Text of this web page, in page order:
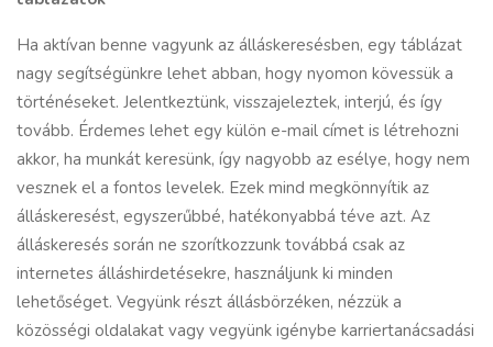
Ha aktívan benne vagyunk az álláskeresésben, egy táblázat
nagy segítségünkre lehet abban, hogy nyomon kövessük a
történéseket. Jelentkeztünk, visszajeleztek, interjú, és így
tovább. Érdemes lehet egy külön e-mail címet is létrehozni
akkor, ha munkát keresünk, így nagyobb az esélye, hogy nem
vesznek el a fontos levelek. Ezek mind megkönnyítik az
álláskeresést, egyszerűbbé, hatékonyabbá téve azt. Az
álláskeresés során ne szorítkozzunk továbbá csak az
internetes álláshirdetésekre, használjunk ki minden
lehetőséget. Vegyünk részt állásbörzéken, nézzük a
közösségi oldalakat vagy vegyünk igénybe karriertanácsadási